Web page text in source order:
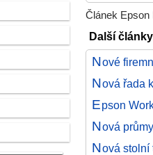
Článek Epson
Další
Nové
Nová řada
Epson
Nová
Nová stolní